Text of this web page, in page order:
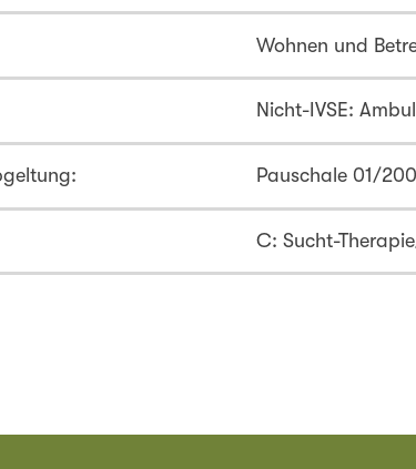
Wohnen und
Nicht-IVSE:
Pauschale 01/
C: Sucht-